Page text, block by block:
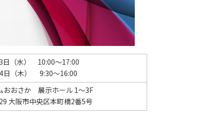
日（水） 10:00～17:00
日（木） 9:30～16:00
おおさか 展示ホール 1～3F
大阪市中央区本町橋2番5号